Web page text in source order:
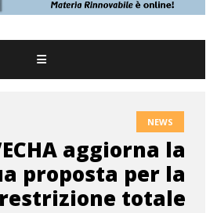
NEWS
aggiorna la
proposta per la
restrizione totale